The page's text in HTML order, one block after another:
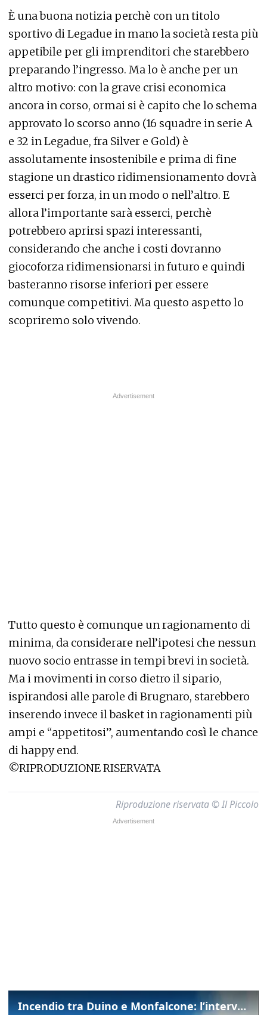
È una buona notizia perchè con un titolo
sportivo di Legadue in mano la società resta più
appetibile per gli imprenditori che starebbero
preparando l’ingresso. Ma lo è anche per un
altro motivo: con la grave crisi economica
ancora in corso, ormai si è capito che lo schema
approvato lo scorso anno (16 squadre in serie A
e 32 in Legadue, fra Silver e Gold) è
assolutamente insostenibile e prima di fine
stagione un drastico ridimensionamento dovrà
esserci per forza, in un modo o nell’altro. E
allora l’importante sarà esserci, perchè
potrebbero aprirsi spazi interessanti,
considerando che anche i costi dovranno
giocoforza ridimensionarsi in futuro e quindi
basteranno risorse inferiori per essere
comunque competitivi. Ma questo aspetto lo
scopriremo solo vivendo.
Tutto questo è comunque un ragionamento di
minima, da considerare nell’ipotesi che nessun
nuovo socio entrasse in tempi brevi in società.
Ma i movimenti in corso dietro il sipario,
ispirandosi alle parole di Brugnaro, starebbero
inserendo invece il basket in ragionamenti più
ampi e “appetitosi”, aumentando così le chance
di happy end.
©RIPRODUZIONE RISERVATA
Riproduzione riservata © Il Piccolo
Incendio tra Duino e Monfalcone: l’intervento dei vigili del fuoco